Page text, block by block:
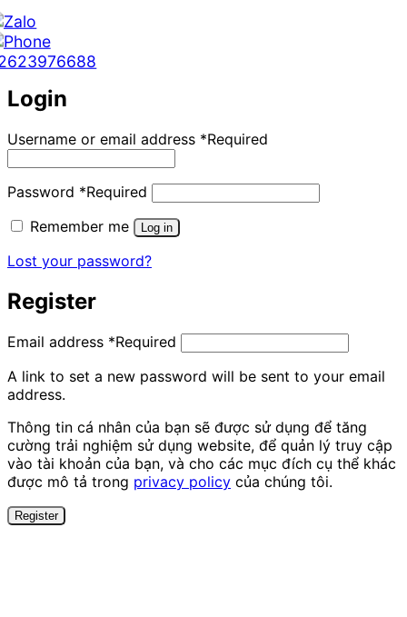
Login
Username or email address *Required
Password *Required
Remember me
Log in
Lost your password?
Register
Email address *Required
A link to set a new password will be sent to your email
address.
Thông tin cá nhân của bạn sẽ được sử dụng để tăng
cường trải nghiệm sử dụng website, để quản lý truy cập
vào tài khoản của bạn, và cho các mục đích cụ thể khác
được mô tả trong privacy policy của chúng tôi.
Register